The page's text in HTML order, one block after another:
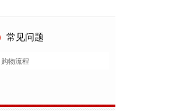
常见问题
购物流程